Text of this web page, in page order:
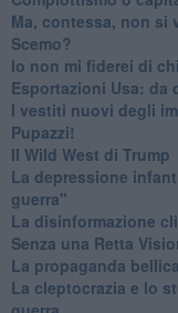
​Ma, contessa, non si
Scemo?
​Io non mi fiderei di
Esportazioni Usa: da
​I vestiti nuovi degli
​Pupazzi!
​Il Wild West di Trump
​La depressione
guerra"
​La disinformazione
Senza una Retta
​La propaganda
​La cleptocrazia e lo